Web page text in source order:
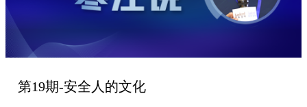
第19期-安全人的文化